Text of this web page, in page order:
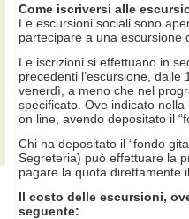
Come iscriversi alle
Le escursioni sociali sono
partecipare a una escursione
Le iscrizioni si effettuano in
precedenti l’escursione,
venerdì, a meno che nel
specificato. Ove indicato
on line, avendo depositato il
Chi ha depositato il “fondo
Segreteria) può effettuare la
pagare la quota direttamente
Il costo delle escursioni,
seguente: